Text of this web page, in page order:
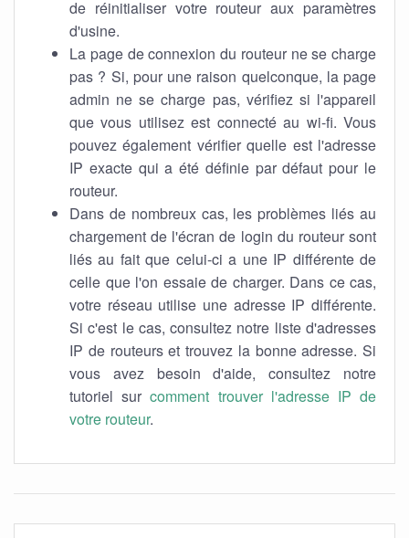
de réinitialiser votre routeur aux paramètres
d'usine.
La page de connexion du routeur ne se charge
pas ? Si, pour une raison quelconque, la page
admin ne se charge pas, vérifiez si l'appareil
que vous utilisez est connecté au wi-fi. Vous
pouvez également vérifier quelle est l'adresse
IP exacte qui a été définie par défaut pour le
routeur.
Dans de nombreux cas, les problèmes liés au
chargement de l'écran de login du routeur sont
liés au fait que celui-ci a une IP différente de
celle que l'on essaie de charger. Dans ce cas,
votre réseau utilise une adresse IP différente.
Si c'est le cas, consultez notre liste d'adresses
IP de routeurs et trouvez la bonne adresse. Si
vous avez besoin d'aide, consultez notre
tutoriel surcomment trouver l'adresse IP de
votre routeur.